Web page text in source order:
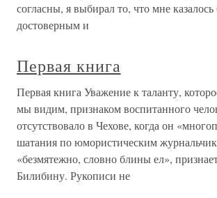
согласны, я выбирал то, что мне казалось
достоверным и
Первая книга
Первая книга Уважение к таланту,
мы видим, признаком воспитанного
отсутствовало в Чехове, когда он
шатания по юмористическим
«безмятежно, словно блины ел»,
Билибину. Рукописи не